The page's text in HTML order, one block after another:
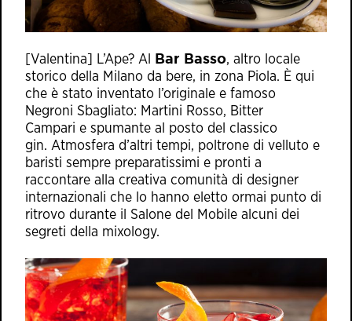
[Valentina] L’Ape? Al Bar Basso, altro locale
storico della Milano da bere, in zona Piola. È qui
che è stato inventato l’originale e famoso
Negroni Sbagliato: Martini Rosso, Bitter
Campari e spumante al posto del classico
gin. Atmosfera d’altri tempi, poltrone di velluto e
baristi sempre preparatissimi e pronti a
raccontare alla creativa comunità di designer
internazionali che lo hanno eletto ormai punto di
ritrovo durante il Salone del Mobile alcuni dei
segreti della mixology.